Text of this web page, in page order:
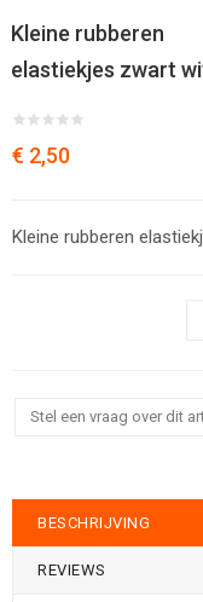
Kleine rubberen
elastiekjes zwart
€ 2,50
Kleine rubberen
Stel een vraag over dit
BESCHRIJVING
REVIEWS